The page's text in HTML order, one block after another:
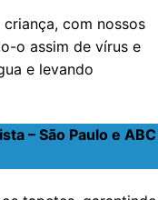
com nossos
o assim de vírus e
e levando
– São Paulo e ABC